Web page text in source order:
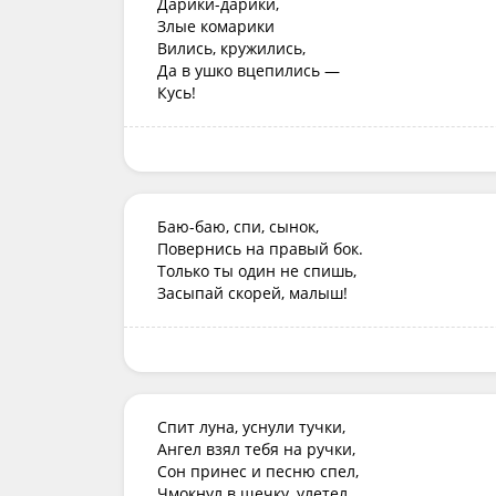
Злые комарики
Вились, кружились,
Да в ушко вцепились —
Кусь!
Баю-баю, спи, сынок,
Повернись на правый бок.
Только ты один не спишь,
Засыпай скорей, малыш!
Спит луна, уснули тучки,
Ангел взял тебя на ручки,
Сон принес и песню спел,